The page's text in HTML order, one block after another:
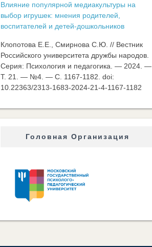
Влияние популярной медиакультуры на
выбор игрушек: мнения родителей,
воспитателей и детей-дошкольников
Клопотова Е.Е., Смирнова С.Ю. // Вестник
Российского университета дружбы народов.
Серия: Психология и педагогика. — 2024. —
Т. 21. — №4. — C. 1167-1182. doi:
10.22363/2313-1683-2024-21-4-1167-1182
Головная Организация